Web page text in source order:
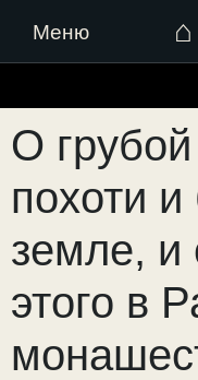
Меню ⌂
к
содержимому
О
похоти
земле, и
этого в